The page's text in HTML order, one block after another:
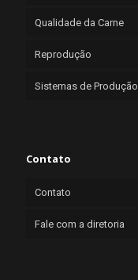
Qualidade da Carne
Reprodução
Sistemas de Produção
Contato
Contato
Fale com a diretoria